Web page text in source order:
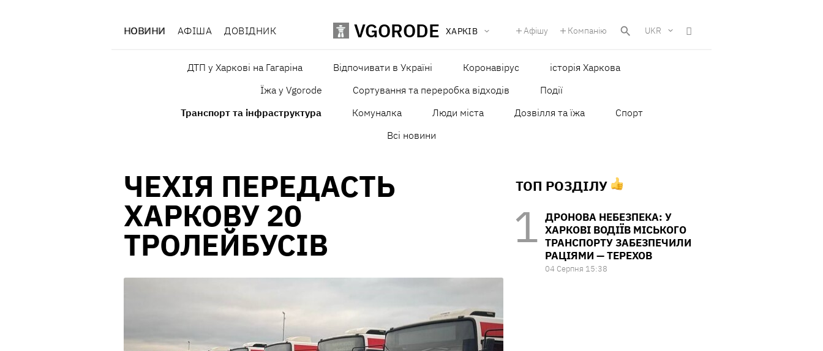
НОВИНИ АФІША ДОВІДНИК VGORODE ХАРКІВ Афішу Компанію UKR
ДТП у Харкові на Гагаріна Відпочивати в Україні Коронавірус
історія Харкова
Їжа у Vgorode
Сортування та переробка відходів
Події
Транспорт та інфраструктура
Комуналка Люди міста Дозвілля та їжа
Спорт
Всі новини
ЧЕХІЯ ПЕРЕДАСТЬ
ХАРКОВУ 20
ТРОЛЕЙБУСІВ
ТОП РОЗДІЛУ
ДРОНОВА НЕБЕЗПЕКА: У
ХАРКОВІ ВОДІЇВ МІСЬКОГО
ТРАНСПОРТУ ЗАБЕЗПЕЧИЛИ
РАЦІЯМИ — ТЕРЕХОВ
04 Серпня 15:38